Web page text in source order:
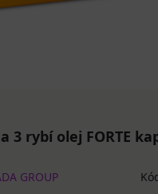
3 rybí olej FORTE
GROUP